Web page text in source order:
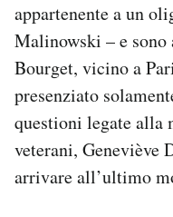
appartenente a un
Malinowski – e
Bourget, vicino a
presenziato
questioni legate alla
veterani, Geneviève
arrivare all’ultimo